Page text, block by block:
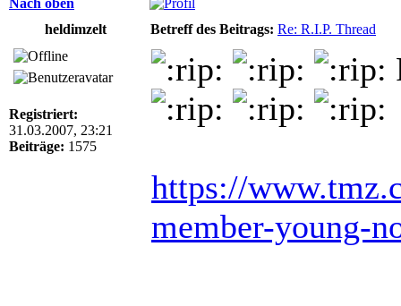
heldimzelt
Betreff des Beitrags: Re: R.I.P. Thread
Registriert:
31.03.2007, 23:21
Beiträge: 1575
https://
member-young-